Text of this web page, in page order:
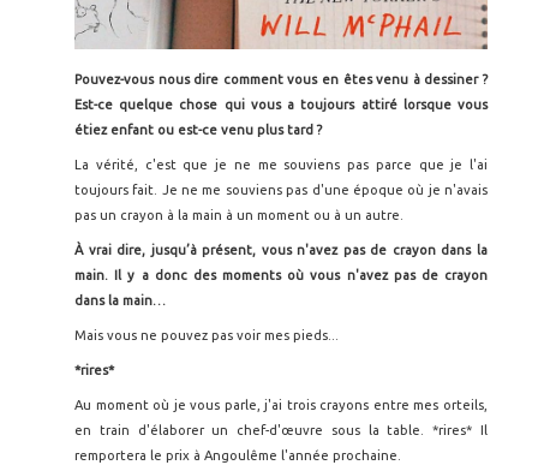
Pouvez-vous nous dire comment vous en êtes venu à dessiner ?
Est-ce quelque chose qui vous a toujours attiré lorsque vous
étiez enfant ou est-ce venu plus tard ?
La vérité, c'est que je ne me souviens pas parce que je l'ai
toujours fait. Je ne me souviens pas d'une époque où je n'avais
pas un crayon à la main à un moment ou à un autre.
À vrai dire, jusqu’à présent, vous n'avez pas de crayon dans la
main. Il y a donc des moments où vous n'avez pas de crayon
dans la main…
Mais vous ne pouvez pas voir mes pieds...
*rires*
Au moment où je vous parle, j'ai trois crayons entre mes orteils,
en train d'élaborer un chef-d'œuvre sous la table. *rires* Il
remportera le prix à Angoulême l'année prochaine.